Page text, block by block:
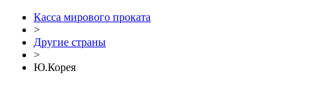
Касса мирового проката
>
Другие страны
>
Ю.Корея